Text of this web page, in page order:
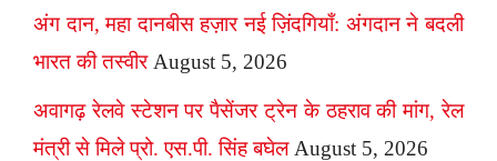
अंग दान, महा दानबीस हज़ार नई ज़िंदगियाँ: अंगदान ने बदली
भारत की तस्वीर August 5, 2026
अवागढ़ रेलवे स्टेशन पर पैसेंजर ट्रेन के ठहराव की मांग, रेल
मंत्री से मिले प्रो. एस.पी. सिंह बघेल August 5, 2026